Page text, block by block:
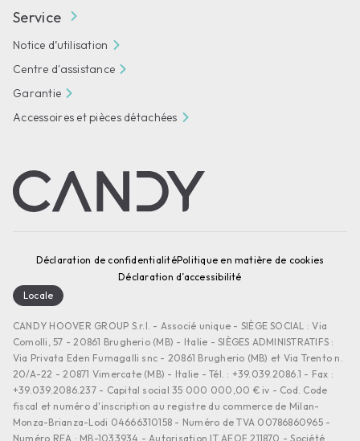
Service
Notice d’utilisation
Centre d'assistance
Garantie
Accessoires et pièces détachées
CANDY HOOVER GROUP S.r.I. - Associé unique - SIÈGE SOCIAL : Via
Comolli, 57 - 20861 Brugherio (MB) - Italie - SIÈGES ADMINISTRATIFS :
Via Privata Eden Fumagalli snc - 20861 Brugherio (MB) et Via Trento n.
20/A-22 - 20871 Vimercate (MB) - Italie - Tél. : +39.039.2086.1 - Fax :
+39.039.2086.237 - Capital social 35 000 000,00 € iv - Cod. Code
fiscal et numéro d'inscription au registre du commerce de Milan-
Monza-Brianza-Lodi 04666310158 - Numéro de TVA 00786860965 -
Numéro REA : MB-1033934 - Autorisation IT AEOF 211870 - Société
Déclaration de confidentialitéPolitique en matière de cookies
Déclaration d’accessibilité
Locale